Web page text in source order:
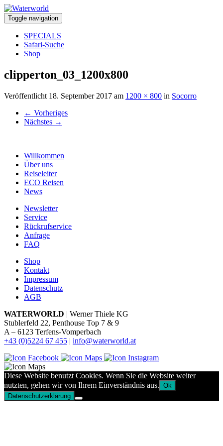
Toggle navigation
SPECIALS
Safari-Suche
Shop
clipperton_03_1200x800
Veröffentlicht 18. September 2017 am 1200 × 800 in Socorro
← Vorheriges
Nächstes →
Willkommen
Über uns
Reiseleiter
ECO Reisen
News
Newsletter
Service
Rückrufservice
Anfrage
FAQ
Shop
Kontakt
Impressum
Datenschutz
AGB
WATERWORLD | Werner Thiele KG
Stublerfeld 22, Penthouse Top 7 & 9
A – 6123 Terfens-Vomperbach
+43 (0)5224 67 455 | info@waterworld.at
Diese Website benutzt Cookies. Wenn Sie die Website weiter
nutzten, gehen wir von Ihrem Einverständnis aus. Ok
Datenschutzerklärung